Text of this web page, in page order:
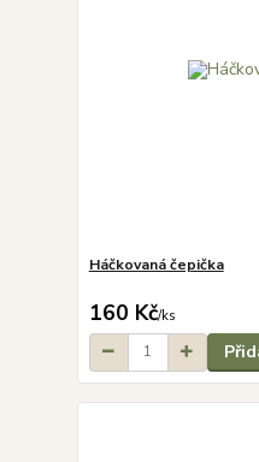
Háčkovaná čepička
160 Kč/ks